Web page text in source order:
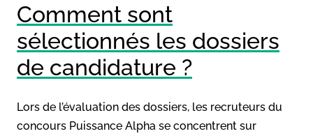
Comment sont
sélectionnés les dossiers
de candidature ?
Lors de l’évaluation des dossiers, les recruteurs du
concours Puissance Alpha se concentrent sur